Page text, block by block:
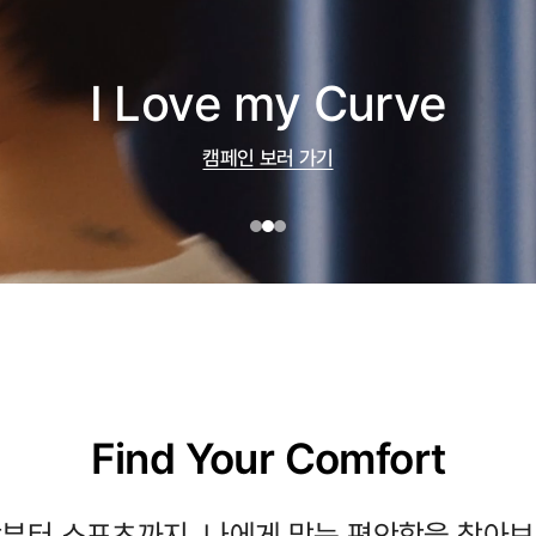
Ergofit® Top
제품 보러 가기
Find Your Comfort